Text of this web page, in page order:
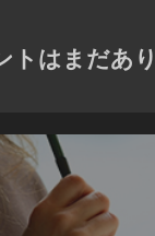
トはまだあ